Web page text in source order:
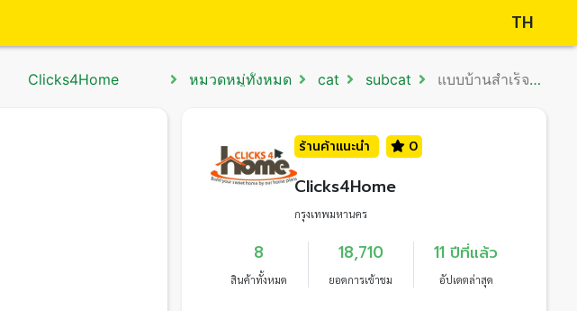
TH
Clicks4Home หมวดหมู่ทั้งหมด cat subcat แบบบ้านสำเร็จรูป และออกแบบใหม่
ร้านค้าแนะนำ 0
Clicks4Home
กรุงเทพมหานคร
8
สินค้าทั้งหมด
18,710
ยอดการเข้าชม
11 ปีที่แล้ว
อัปเดตล่าสุด